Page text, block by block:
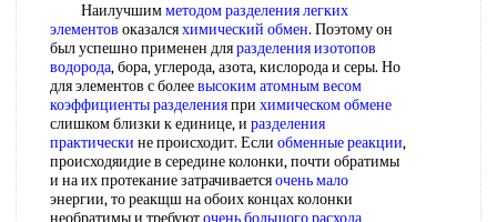
Наилучшимметодом разделениялегких
элементов оказалсяхимический обмен. Поэтому он
был успешно применен дляразделения изотопов
водорода, бора, углерода, азота, кислорода и серы. Но
для элементов с болеевысоким атомным весом
коэффициенты разделенияпри химическом обмене
слишком близки к единице, и разделения
практически не происходит. Если обменные реакции,
происходяидие в середине колонки, почти обратимы
и на их протекание затрачиваетсяочень мало
энергии, то реакщш на обоих концах колонки
необратимы и требуюточень большогорасхода